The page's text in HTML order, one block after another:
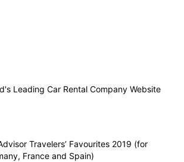
Leading Car Rental Company Website
Travelers’ Favourites 2019 (for
France and Spain)